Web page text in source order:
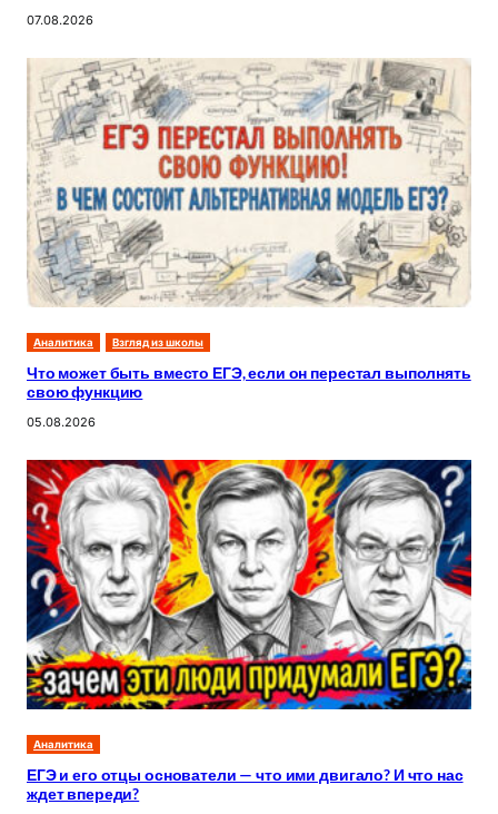
07.08.2026
Аналитика Взгляд из школы
Что может быть вместо ЕГЭ, если он перестал выполнять
свою функцию
05.08.2026
Аналитика
ЕГЭ и его отцы основатели — что ими двигало? И что нас
ждет впереди?